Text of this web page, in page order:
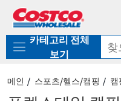
로
기
가
카테고리 전체
보기
메인 스포츠/헬스/캠핑 캠